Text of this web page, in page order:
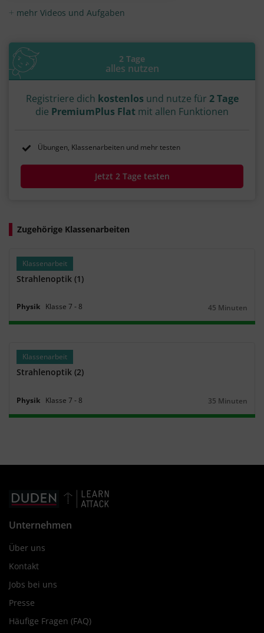
mehr Videos und Aufgaben
2 Tage
alles nutzen
Registriere dich kostenlos und nutze für 2 Tage
die PremiumPlus Flat mit allen Funktionen
Übungen, Klassenarbeiten und mehr testen
Jetzt 2 Tage testen
Zugehörige Klassenarbeiten
Klassenarbeit
Strahlenoptik (1)
Physik Klasse 7 ‐ 8
Dauer:
45 Minuten
Klassenarbeit
Strahlenoptik (2)
Physik Klasse 7 ‐ 8
Dauer:
35 Minuten
Unternehmen
Über uns
Kontakt
Jobs bei uns
Presse
Häufige Fragen (FAQ)